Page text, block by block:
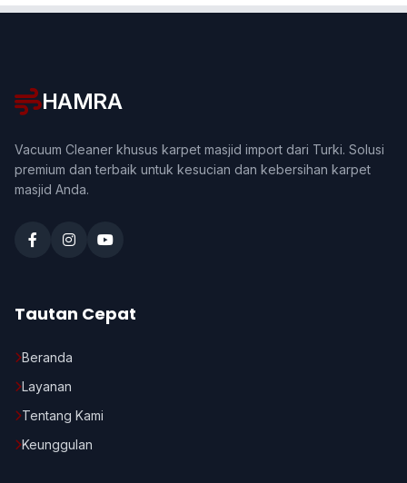
HAMRA
Vacuum Cleaner khusus karpet masjid import dari Turki. Solusi
premium dan terbaik untuk kesucian dan kebersihan karpet
masjid Anda.
Tautan Cepat
Beranda
Layanan
Tentang Kami
Keunggulan